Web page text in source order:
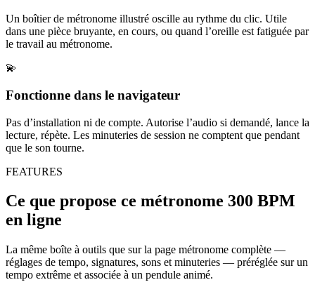
Un boîtier de métronome illustré oscille au rythme du clic. Utile
dans une pièce bruyante, en cours, ou quand l’oreille est fatiguée par
le travail au métronome.
💫
Fonctionne dans le navigateur
Pas d’installation ni de compte. Autorise l’audio si demandé, lance la
lecture, répète. Les minuteries de session ne comptent que pendant
que le son tourne.
FEATURES
Ce que propose ce métronome 300 BPM
en ligne
La même boîte à outils que sur la page métronome complète —
réglages de tempo, signatures, sons et minuteries — préréglée sur un
tempo extrême et associée à un pendule animé.